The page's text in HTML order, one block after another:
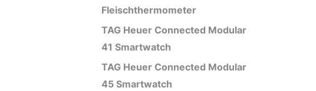
Fleischthermometer
TAG Heuer Connected Modular
41 Smartwatch
TAG Heuer Connected Modular
45 Smartwatch